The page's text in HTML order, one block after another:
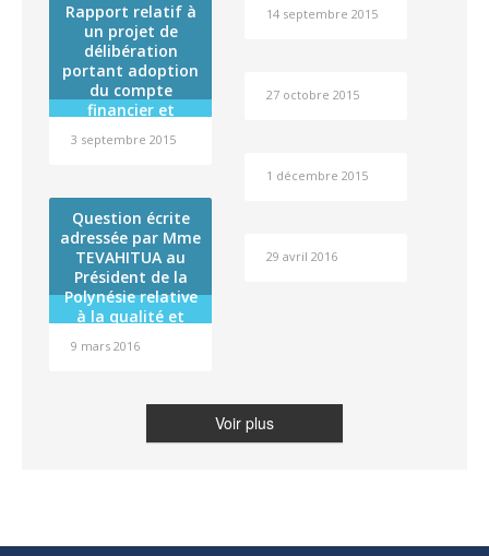
Rapport relatif à
un projet de
délibération
portant adoption
du compte
financier et
résultat de
public
administratif
dénommé « Fare
Tama Hau »
3 septembre 2015
14 septembre 2015
27 octobre 2015
1 décembre 2015
Question écrite
adressée par Mme
TEVAHITUA au
Président de la
Polynésie relative
à la qualité et
produits
9 mars 2016
29 avril 2016
Voir plus